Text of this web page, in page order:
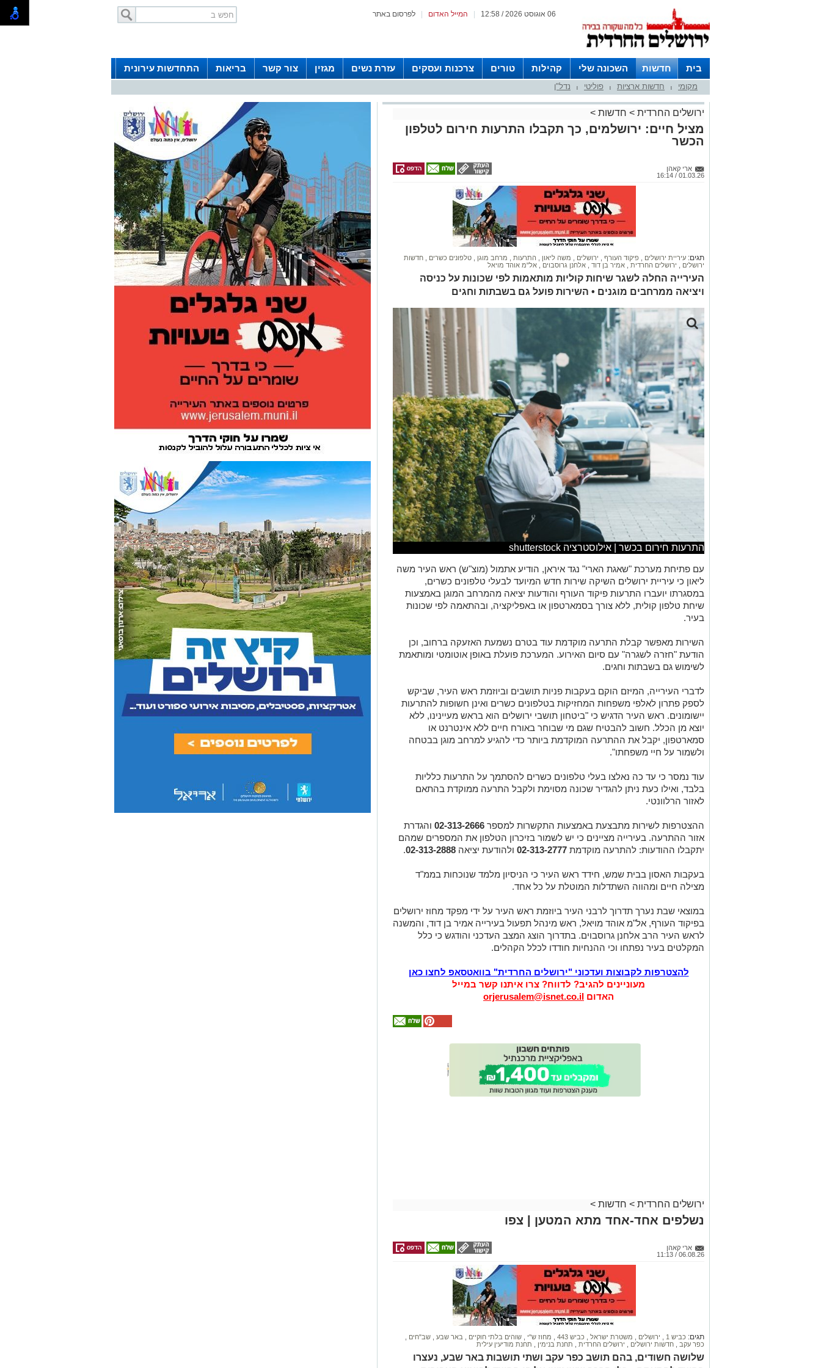
לפרסום באתר המייל האדום 06 אוגוסט 2026 / 12:58
בית חדשות השכונה שלי קהילות טורים צרכנות ועסקים עזרת נשים מגזין צור קשר בריאות
התחדשות עירונית
חצרות
מקומי חדשות ארציות פוליטי נדל"ן
ירושלים החרדית > חדשות >
מציל חיים: ירושלמים, כך תקבלו התרעות חירום לטלפון
הכשר
ארי קאהן
01.03.26 / 16:14
תגים: עיריית ירושלים פיקוד העורף ירושלים משה ליאון התרעות מרחב מוגן טלפונים כשרים
חדשות
ירושלים
ירושלים החרדית אמיר בן דוד אלחנן גרוסבוים אל"מ אוהד מויאל
העירייה החלה לשגר שיחות קוליות מותאמות לפי שכונות על כניסה
ויציאה ממרחבים מוגנים • השירות פועל גם בשבתות וחגים
התרעות חירום בכשר | אילוסטרציה shutterstock
עם פתיחת מערכת "שאגת הארי" נגד איראן, הודיע אתמול (מוצ"ש) ראש העיר משה
ליאון כי עיריית ירושלים השיקה שירות חדש המיועד לבעלי טלפונים כשרים,
במסגרתו יועברו התרעות פיקוד העורף והודעות יציאה מהמרחב המוגן באמצעות
שיחת טלפון קולית, ללא צורך בסמארטפון או באפליקציה, ובהתאמה לפי שכונות
בעיר.
השירות מאפשר קבלת התרעה מוקדמת עוד בטרם נשמעת האזעקה ברחוב, וכן
הודעת "חזרה לשגרה" עם סיום האירוע. המערכת פועלת באופן אוטומטי ומותאמת
לשימוש גם בשבתות וחגים.
לדברי העירייה, המיזם הוקם בעקבות פניות תושבים וביוזמת ראש העיר, שביקש
לספק פתרון לאלפי משפחות המחזיקות בטלפונים כשרים ואינן חשופות להתרעות
יישומונים. ראש העיר הדגיש כי "ביטחון תושבי ירושלים הוא בראש מעיינינו, ללא
יוצא מן הכלל. חשוב להבטיח שגם מי שבוחר באורח חיים ללא אינטרנט או
סמארטפון, יקבל את ההתרעה המוקדמת ביותר כדי להגיע למרחב מוגן בבטחה
ולשמור על חיי משפחתו".
עוד נמסר כי עד כה נאלצו בעלי טלפונים כשרים להסתמך על התרעות כלליות
בלבד, ואילו כעת ניתן להגדיר שכונה מסוימת ולקבל התרעה ממוקדת בהתאם
לאזור הרלוונטי.
ההצטרפות לשירות מתבצעת באמצעות התקשרות למספר 02-313-2666 והגדרת
אזור ההתרעה. בעירייה מציינים כי יש לשמור בזיכרון הטלפון את המספרים שמהם
יתקבלו ההודעות: להתרעה מוקדמת 02-313-2777 ולהודעת יציאה 02-313-2888
.
בעקבות האסון בבית שמש, חידד ראש העיר כי הניסיון מלמד שנוכחות בממ"ד
מצילה חיים ומהווה השתדלות המוטלת על כל אחד.
במוצאי שבת נערך תדרוך לרבני העיר ביוזמת ראש העיר על ידי מפקד מחוז ירושלים
בפיקוד העורף, אל"מ אוהד מויאל, ראש מינהל תפעול בעירייה אמיר בן דוד, והמשנה
לראש העיר הרב אלחנן גרוסבוים. בתדרוך הוצג המצב העדכני והודגש כי כלל
המקלטים בעיר נפתחו וכי ההנחיות חודדו לכלל הקהלים.
להצטרפות לקבוצות ועדכוני "ירושלים החרדית" בוואטסאפ לחצו כאן
מעוניינים להגיב? לדווח? צרו איתנו קשר במייל
האדום orjerusalem@isnet.co.il
ירושלים החרדית > חדשות >
נשלפים אחד-אחד מתא המטען | צפו
ארי קאהן
06.08.26 / 11:13
תגים: כביש 1 ירושלים משטרת ישראל כביש 443 מחוז ש"י שוהים בלתי חוקיים באר שבע שב"חים
כפר עקב
חדשות ירושלים ירושלים החרדית תחנת בנימין תחנת מודיעין עילית
שלושה חשודים, בהם תושב כפר עקב ושתי תושבות באר שבע, נעצרו